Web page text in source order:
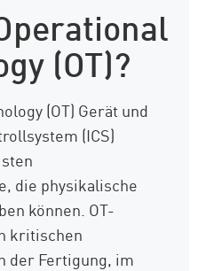
(OT)?
(OT) Gerät und
(ICS)
die physikalische
können. OT-
kritischen
der Fertigung, im